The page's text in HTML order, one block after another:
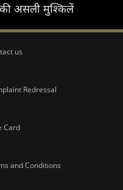
की असली मुश्किलें
us
Redressal
Card
and Conditions